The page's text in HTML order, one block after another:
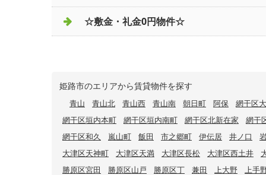
☆敷金・礼金0円物件☆
姫路市のエリアから賃貸物件を探す
青山 青山北 青山西 青山南 朝日町 阿保
網干区
網干区垣内本町
網干区垣内南町 網干区北新在家
網干
網干区和久
嵐山町 飯田 市之郷町 伊伝居 井ノ口
大津区天神町
大津区天満 大津区長松 大津区西土井
勝原区宮田
勝原区山戸 勝原区丁 兼田 上大野
上手